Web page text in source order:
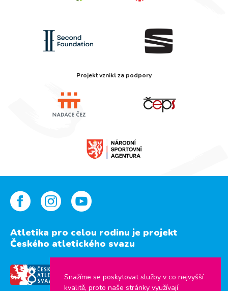
Projekt vznikl za podpory
Atletika pro celou rodinu je projekt
Českého atletického svazu
Snažíme se poskytovat služby v co nejvyšší
kvalitě, proto naše stránky využívají